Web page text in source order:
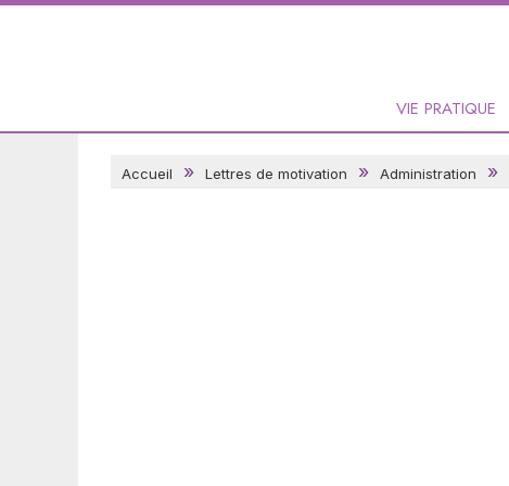
VIE PRATIQUE
Accueil Lettres de motivation Administration